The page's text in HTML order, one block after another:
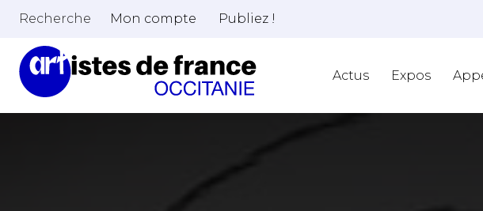
Recherche Mon compte Publiez !
Actus Expos